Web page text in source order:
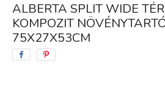
ALBERTA SPLIT WIDE
KOMPOZIT
75X27X53CM